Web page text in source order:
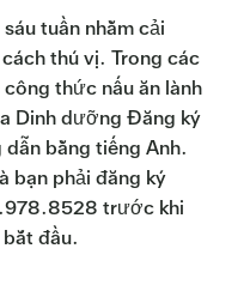
tuần nhằm cải
thú vị. Trong các
thức nấu ăn lành
Dinh dưỡng Đăng ký
bằng tiếng Anh.
bạn phải đăng ký
trước khi
đầu.